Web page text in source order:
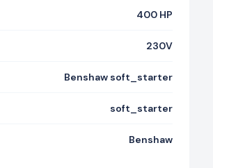
400 HP
230V
Benshaw soft_starter
soft_starter
Benshaw